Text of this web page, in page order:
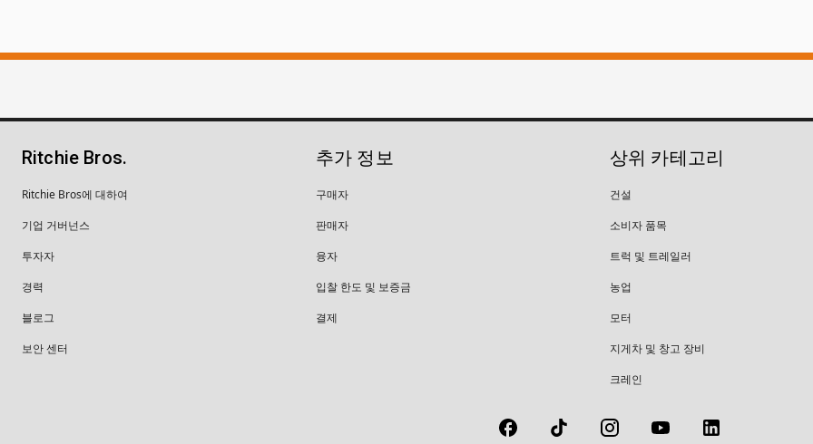
Ritchie Bros.
Ritchie Bros에 대하여
기업 거버넌스
투자자
경력
블로그
보안 센터
추가 정보
구매자
판매자
융자
입찰 한도 및 보증금
결제
상위 카테고리
건설
소비자 품목
트럭 및 트레일러
농업
모터
지게차 및 창고 장비
크레인